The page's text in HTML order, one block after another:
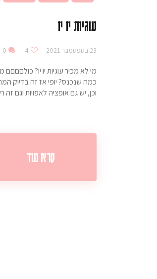
עוגיות יו יו
23 בספטמבר 2021 4
0
מי לא מכיר עוגיות יו יו?
כמה שנכנס? יופי אז זה בדיוק
וכן, יש גם אופציה לאפויות וגם
קרא עוד